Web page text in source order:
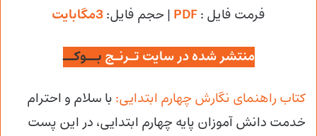
فرمت فایل :PDF | حجم فایل:
منتشر شده در سایت تـرنـج بــوکــ
کتاب راهنمای نگارش چهارم ابتدایی: با سلام و احترام
خدمت دانش آموزان پایه چهارم ابتدایی، در این پست